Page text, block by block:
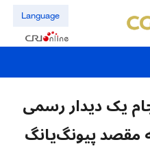
Language
یک دیدار رسمی
مقصد پیونگ‌یانگ